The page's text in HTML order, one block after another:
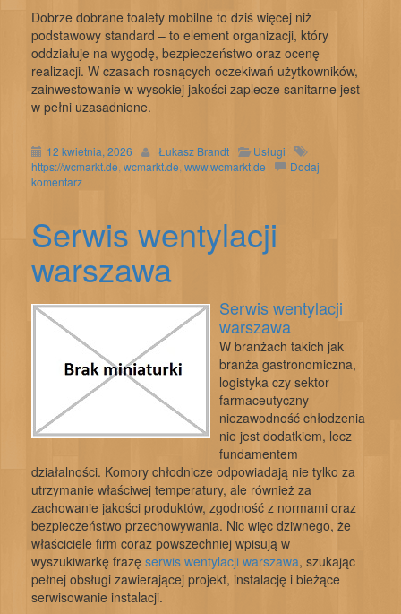
Dobrze dobrane toalety mobilne to dziś więcej niż
podstawowy standard – to element organizacji, który
oddziałuje na wygodę, bezpieczeństwo oraz ocenę
realizacji. W czasach rosnących oczekiwań użytkowników,
zainwestowanie w wysokiej jakości zaplecze sanitarne jest
w pełni uzasadnione.
12 kwietnia, 2026 Łukasz Brandt
Usługi
https://wcmarkt.de wcmarkt.de www.wcmarkt.de
Dodaj
komentarz
Serwis wentylacji
warszawa
Serwis wentylacji
warszawa
W branżach takich jak
branża gastronomiczna,
logistyka czy sektor
farmaceutyczny
niezawodność chłodzenia
nie jest dodatkiem, lecz
fundamentem
działalności. Komory chłodnicze odpowiadają nie tylko za
utrzymanie właściwej temperatury, ale również za
zachowanie jakości produktów, zgodność z normami oraz
bezpieczeństwo przechowywania. Nic więc dziwnego, że
właściciele firm coraz powszechniej wpisują w
wyszukiwarkę frazę serwis wentylacji warszawa, szukając
pełnej obsługi zawierającej projekt, instalację i bieżące
serwisowanie instalacji.